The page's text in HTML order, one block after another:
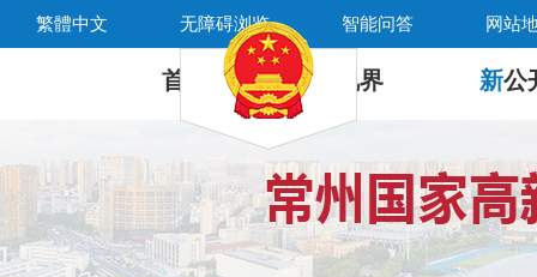
繁體中文 无障碍浏览 智能问答 网站
首 页 新 视界 新公